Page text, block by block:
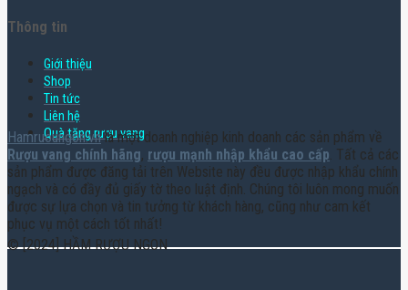
Thông tin
Giới thiệu
Shop
Tin tức
Liên hệ
Quà tặng rượu vang
Hamruoungon.vnlà một doanh nghiệp kinh doanh các sản phẩm về
Rượu vang chính hãng, rượu mạnh nhập khẩu cao cấp. Tất cả các
sản phẩm được đăng tải trên Website này đều được nhập khẩu chính
ngạch và có đầy đủ giấy tờ theo luật định. Chúng tôi luôn mong muốn
được sự lựa chọn và tin tưởng từ khách hàng, cũng như cam kết
phục vụ một cách tốt nhất!
© [2024] HẦM RƯỢU NGON